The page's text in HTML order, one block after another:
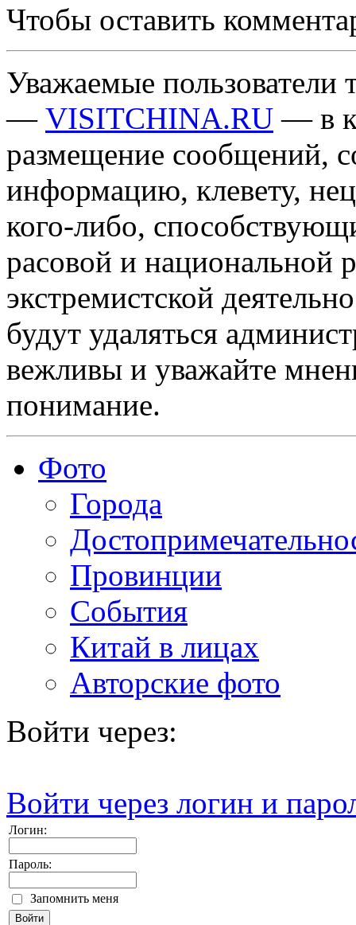
Чтобы оставить
Уважаемые пользователи
— VISITCHINA.RU — в
размещение сообщений,
информацию, клевету,
кого-либо,
расовой и национальной
экстремистской
будут удаляться
вежливы и уважайте
понимание.
Фото
Города
Провинции
События
Китай в лицах
Авторские фото
Войти через:
Войти через логин и
Логин:
Пароль:
Запомнить меня